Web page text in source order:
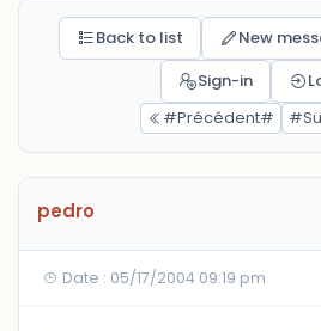
Back to list New
Sign-in
#Précédent#
pedro
Date : 05/17/2004 09:19 pm